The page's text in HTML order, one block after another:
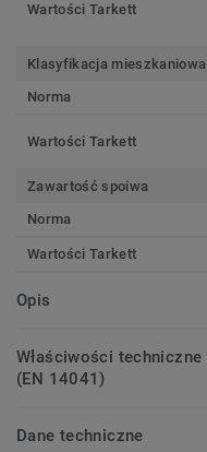
Wartości Tarkett
Klasyfikacja mieszkaniowa
Norma
Wartości Tarkett
Zawartość spoiwa
Norma
Wartości Tarkett
Opis
Właściwości
(EN 14041)
Dane techniczne